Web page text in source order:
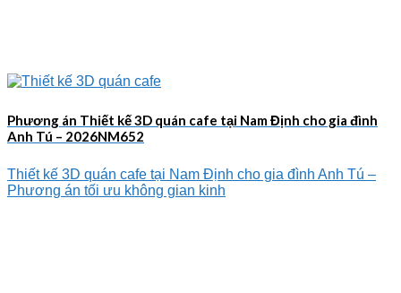
Phương án Thiết kế 3D quán cafe tại Nam Định cho gia đình
Anh Tú – 2026NM652
Thiết kế 3D quán cafe tại Nam Định cho gia đình Anh Tú –
Phương án tối ưu không gian kinh